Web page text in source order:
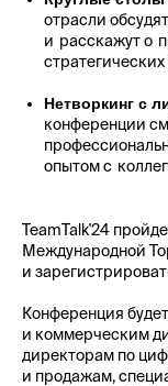
отрасли
и расскажут о
Нетворкинг с
конференции
опытом с
TeamTalk'24
Международной
и
Конференция
и коммерческим
директорам по
и продажам,